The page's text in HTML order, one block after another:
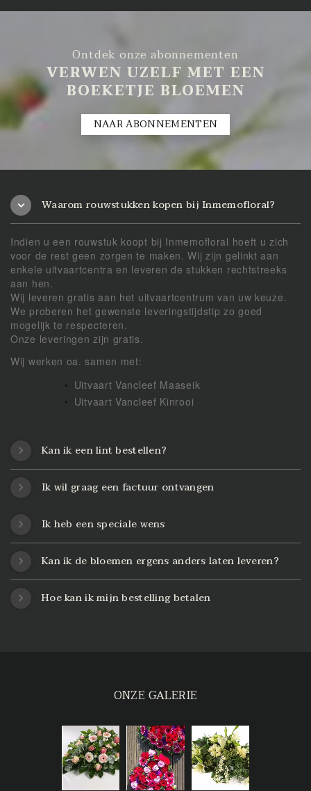
Ontdek onze abonnementen
VERWEN UZELF MET EEN
BOEKETJE BLOEMEN
NAAR ABONNEMENTEN
Waarom rouwstukken kopen bij Inmemofloral?
Indien u een rouwstuk koopt bij Inmemofloral hoeft u zich
voor de rest geen zorgen te maken. Wij zijn gelinkt aan
enkele uitvaartcentra en leveren de stukken rechtstreeks
aan hen.
Wij leveren gratis aan het uitvaartcentrum van uw keuze.
We proberen het gewenste leveringstijdstip zo goed
mogelijk te respecteren.
Onze leveringen zijn gratis.
Wij werken oa. samen met:
Uitvaart Vancleef Maaseik
Uitvaart Vancleef Kinrooi
Kan ik een lint bestellen?
Ik wil graag een factuur ontvangen
Ik heb een speciale wens
Kan ik de bloemen ergens anders laten leveren?
Hoe kan ik mijn bestelling betalen
ONZE GALERIE